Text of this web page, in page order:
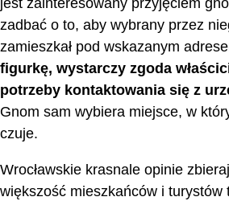
jest zainteresowany przyjęciem
zadbać o to, aby wybrany przez
zamieszkał pod wskazanym
figurkę, wystarczy zgoda
potrzeby kontaktowania się z
Gnom sam wybiera miejsce, w
czuje.
Wrocławskie krasnale opinie
większość mieszkańców i turystów